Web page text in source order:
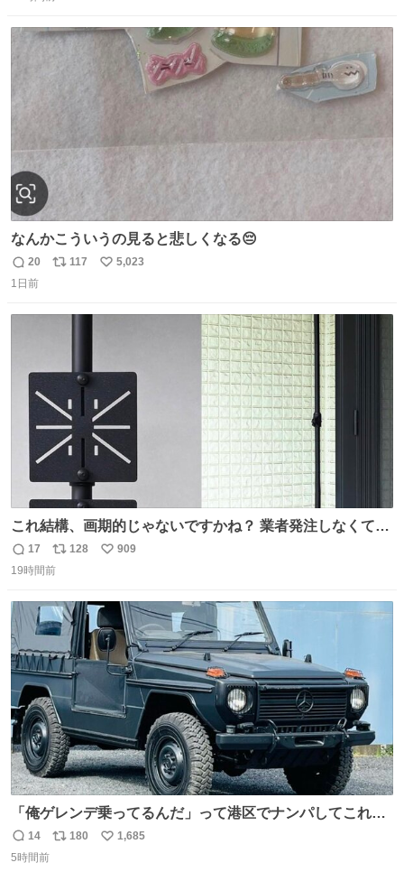
ト
数
数
なんかこういうの見ると悲しくなる😔
返
信
20
リ
117
い
5,023
1日前
これ結構、画期的じゃないですかね？ 業者発注しなくて
も、誰でも簡単に防犯カメラ設置が… 町の電気屋さんでも
施工できそう
返
信
17
リ
ポ
ト
数
128
い
数
909
19時間前
「俺ゲレンデ乗ってるんだ」って港区でナンパしてこれで
迎え行きたい
返
信
14
リ
180
い
1,685
5時間前